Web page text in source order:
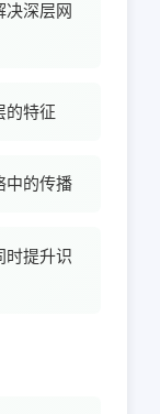
决深层网
的特征
中的传播
时提升识